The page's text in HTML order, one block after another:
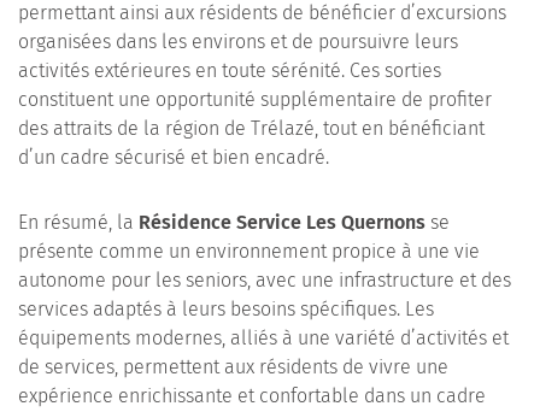
permettant ainsi aux résidents de bénéficier d’excursions
organisées dans les environs et de poursuivre leurs
activités extérieures en toute sérénité. Ces sorties
constituent une opportunité supplémentaire de profiter
des attraits de la région de Trélazé, tout en bénéficiant
d’un cadre sécurisé et bien encadré.
En résumé, la Résidence Service Les Quernons se
présente comme un environnement propice à une vie
autonome pour les seniors, avec une infrastructure et des
services adaptés à leurs besoins spécifiques. Les
équipements modernes, alliés à une variété d’activités et
de services, permettent aux résidents de vivre une
expérience enrichissante et confortable dans un cadre